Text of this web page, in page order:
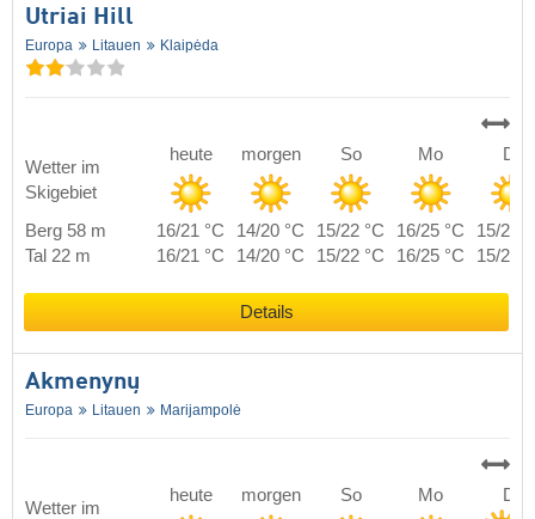
Utriai Hill
Europa Litauen Klaipėda
Wetter im
Skigebiet
heute morgen So Mo Di
Berg 58 m 16/21 °C 14/20 °C 15/22 °C 16/25 °C
15/21
Tal 22 m
16/21 °C 14/20 °C 15/22 °C 16/25 °C 15/21
Details
Akmenynų
Europa Litauen Marijampolė
Wetter im
heute morgen So Mo Di